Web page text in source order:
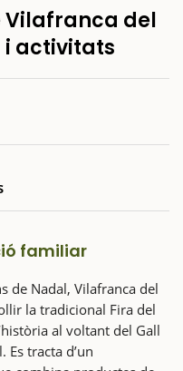
Vilafranca del
i activitats
familiar
de Nadal, Vilafranca del
la tradicional Fira del
al voltant del Gall
Es tracta d’un